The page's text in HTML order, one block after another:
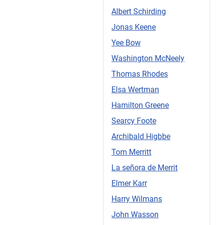
Albert Schirding
Jonas Keene
Yee Bow
Washington McNeely
Thomas Rhodes
Elsa Wertman
Hamilton Greene
Searcy Foote
Archibald Higbbe
Tom Merritt
La señora de Merrit
Elmer Karr
Harry Wilmans
John Wasson